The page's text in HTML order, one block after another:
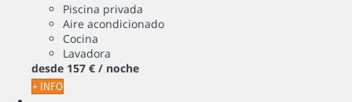
Piscina privada
Aire acondicionado
Cocina
Lavadora
desde 157 € / noche
+ INFO